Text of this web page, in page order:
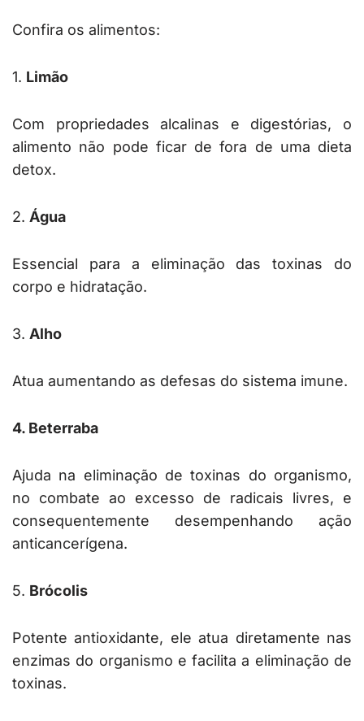
Confira os alimentos:
1. Limão
Com propriedades alcalinas e digestórias, o
alimento não pode ficar de fora de uma dieta
detox.
2. Água
Essencial para a eliminação das toxinas do
corpo e hidratação.
3. Alho
Atua aumentando as defesas do sistema imune.
4. Beterraba
Ajuda na eliminação de toxinas do organismo,
no combate ao excesso de radicais livres, e
consequentemente desempenhando ação
anticancerígena.
5. Brócolis
Potente antioxidante, ele atua diretamente nas
enzimas do organismo e facilita a eliminação de
toxinas.